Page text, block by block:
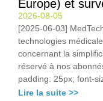
Europe) et
2026-08-05
[2025-06-03]
technologies
concernant la
réservé à nos
padding: 25px; font-
Lire la suite >>